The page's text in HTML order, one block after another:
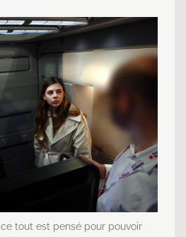
tout est pensé pour pouvoir